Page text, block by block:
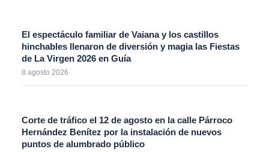
El espectáculo familiar de Vaiana y los castillos
hinchables llenaron de diversión y magia las Fiestas
de La Virgen 2026 en Guía
8 agosto 2026
Corte de tráfico el 12 de agosto en la calle Párroco
Hernández Benítez por la instalación de nuevos
puntos de alumbrado público